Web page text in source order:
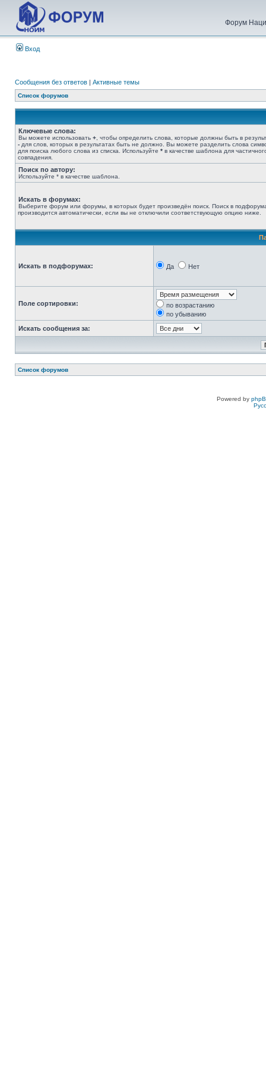
Форум
Вход
Сообщения без ответов | Активные темы
Список форумов
Ключевые слова:
Вы можете использовать + , чтобы определить слова, которые должны быть в
- для слов, которых в результатах быть не должно. Вы можете разделить слова
для поиска любого слова из списка. Используйте * в качестве шаблона для
совпадения.
Поиск по автору:
Используйте * в качестве шаблона.
Искать в форумах:
Выберите форум или форумы, в которых будет произведён поиск. Поиск в
производится автоматически, если вы не отключили соответствующую опцию ниже.
Искать в подфорумах: Да Нет
Поле сортировки:
по возрастанию
по убыванию
Искать сообщения за:
Список форумов
Powered by